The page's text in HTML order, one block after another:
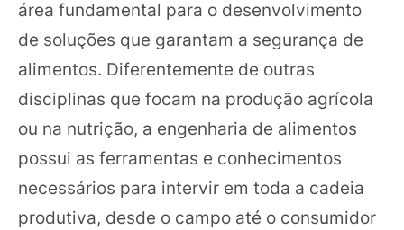
área fundamental para o desenvolvimento
de soluções que garantam a segurança de
alimentos. Diferentemente de outras
disciplinas que focam na produção agrícola
ou na nutrição, a engenharia de alimentos
possui as ferramentas e conhecimentos
necessários para intervir em toda a cadeia
produtiva, desde o campo até o consumidor